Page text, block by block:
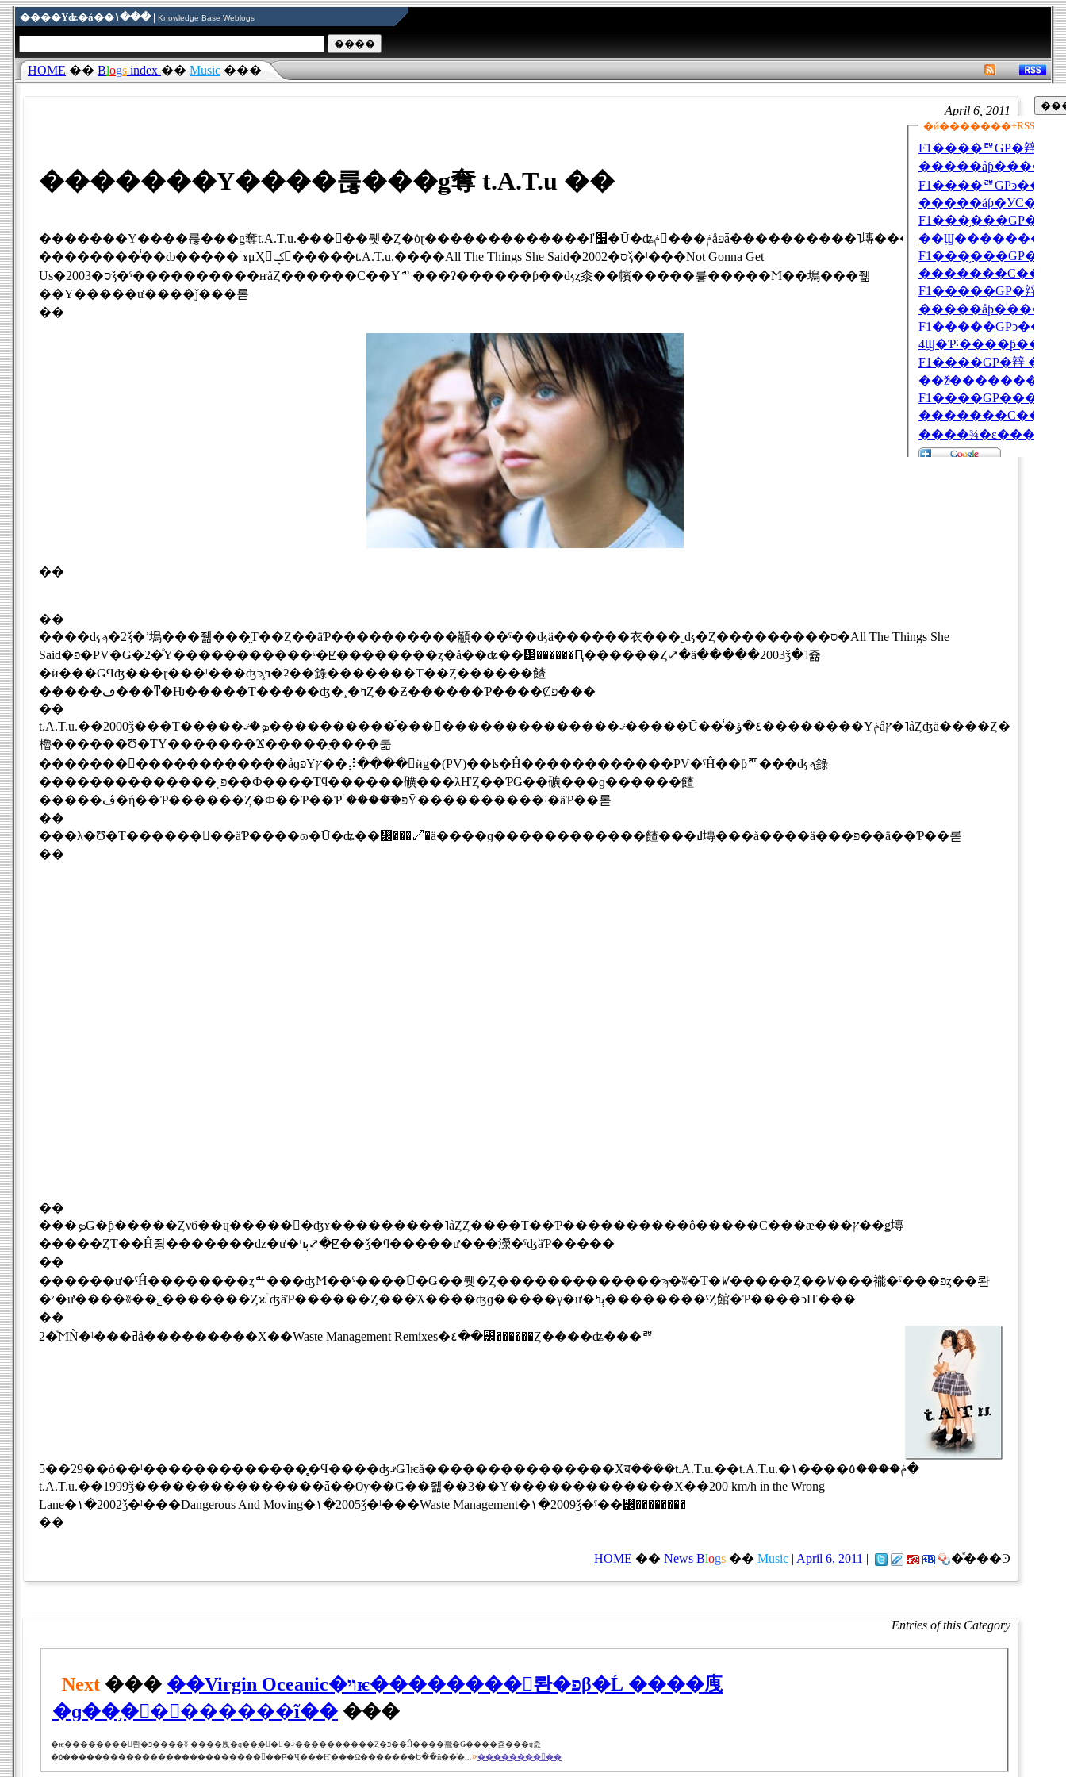
����Υʥ�å��١��� | Knowledge Base Weblogs
HOME �� Blogs index �� Music ���
April 6, 2011
�������Υ����륺���ǥ奪 t.A.T.u ��
�������Υ����륺���ǥ奪t.A.T.u.���򻶤��뤳�Ȥ�ȯɽ�������������ľ׷�Ū�ʥݥ���ݥåפǡ����������˥塼�������ͥ졼
��������̾��ȸ�����ۤɤμҲ񸽾ݤ򵯤�����t.A.T.u.����All The Things She Said�ס�2002ǯ�ˡ���Not Gonna Get
Us�ס�2003ǯ�ˤ����������ҥåȤ������С��Υꥧ���ʡ������ƥ��ʤȥ桼��㡦�����륳�����Ϻ��塢���줾
��Υ�����ư����ǰ���롣
��
��
��
����ʤϡ�2ǯ�ʾ塢���줾���̤Τ��Ȥ��äƤ����������顢���ˤ��ʤä������衣���˿ʤ�Ȥ���������ס�All The Things She
Said�פ�PV�Ǥ�2�ͤΥ�����������ˤ�ꡢ��������ȥ�å��ʥ��᡼������Ԥ������Ȥ⤢�ä�����2003ǯ�˥쥺
�ӥ���ǤϤʤ���ɽ���ˡ���ʤϡ֤ߤ�ʡ��錄�������Τ��Ȥ������餷
�����ڡ���ͳ�Ƕ�����Τ�����ʤ�¸�ߤȤ��Ƶ������Ƥ����Ȼפ���
��
t.A.T.u.��2000ǯ���Ƭ�����ܤ�ޤ����������֡���򴬤��������������ޤ�����Ū��̾�٤�ؤ��������Υݥåץ�˥åȤʤä����Ȥ�
櫓������Ʊ�ΤΥ�������Ϫ�����֥����롦
�������󥰥������������åɡפΥץ��⡼����󡦥ӥǥ�(PV)��ʪ�Ĥ������������PV�ˤĤ��ƥꥧ���ʤϡ֤錄
��������������˻פ��Ф����Τϥ������礦���λҤȤ��ƤǤ��礦���ɡ������餷
�����ڤ�ή��Ƥ������Ȥ�Ф��Ƥ��Ƥۤ�����͡פȲ����������˸�äƤ��롣
��
���λ�Ʊ�Τ������򤷤��äƤ����ɷ�Ū�ʥ��᡼���⤢�ä����ɡ������������餷���ߥ塼���å����ä���פ��ä��Ƥ��롣
��
��
���ܤǤ�ƥ�����Ȥνб��ɥ�����󤹤�ʤɤ���������˥åȤȤ����Τ��Ƥ����������ô�����С���æ���ץ��ǥ塼
�����ȤΤ��Ĥ줭�������ǳ�ư�ٻߤ⤢�ꡢ��ǯ�ϥ�����ư���濴�ˤʤäƤ�����
��
������ư�ˤĤ��������ȥꥧ���ʤϺ��ˤ����Ū�Ǥ��뤳�Ȥ�������������ϡּ�ʬ�Τ�ꤿ�����Ȥ��ꤿ���褦�ˤ���פȥ��롼
�׳�ư����ʬ��˾�������ȤϰۤʤäƤ������Ȥ���Ϫ����ʤɡ�����γ�ư�ٻߤ��������ˤȤ館�Ƥ����ͻҤ���
��
2�ͤϺǸ�ˡ���ߥå���������Х��Waste Management Remixes�٤��꡼������Ȥ����ʥ���ꥫ
5��29��ȯ��ˡ�������������̥�Ϥ����ʤޤǤ˥ѥå���������������Хब����t.A.T.u.�� t.A.T.u.�ݥ����٥����١�
t.A.T.u.��1999ǯ���������������ǡ��Ѹ��Ǥ��줾��3��Υ�������������Х��200 km/h in the Wrong
Lane
�١�2002ǯ�ˡ���Dangerous And Moving �١�2005ǯ�ˡ���Waste Management
�١�2009ǯ�ˤ��꡼��������
��
HOME �� News Blogs �� Music | April 6, 2011 | �ͤ���Ͽ
Entries of this Category
Next ��� ��Virgin Oceanic�ױѥ��������󥰥롼�פβ�Ĺ ����㡼
�ɡ��֥�󥽥�᤬������ĩ�� ���
�ѥ��������󥰥롼�פ����ʬ ����㡼�ɡ��֥�󥽥�᤬�ޤ����������Ȥ�פ��Ĥ����褦�Ǥ����쥳���ɥ졼
�٥�������������������������򤷤��ꡢ�Ҷ���Ҥ���Ω�������Ե��ӥ��ͥ�...»��������򸫤��